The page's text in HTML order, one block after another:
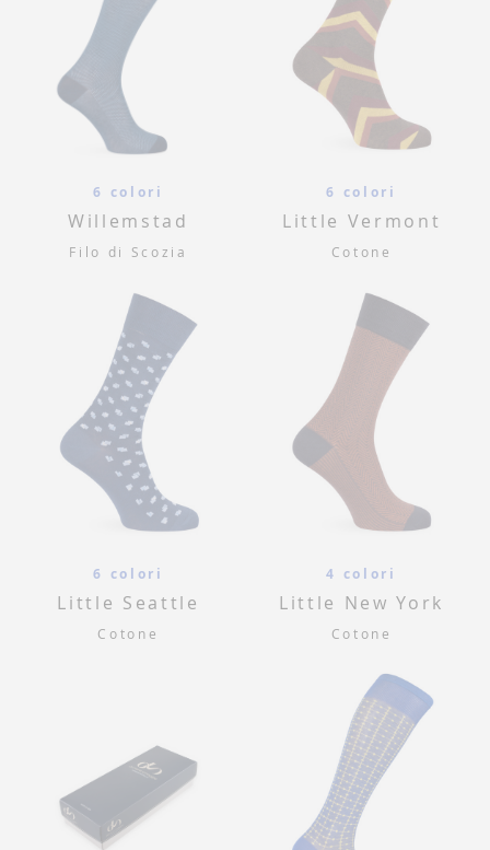
6 colori
Willemstad
Filo di Scozia
6 colori
Little Vermont
Cotone
6 colori
Little Seattle
Cotone
4 colori
Little New York
Cotone